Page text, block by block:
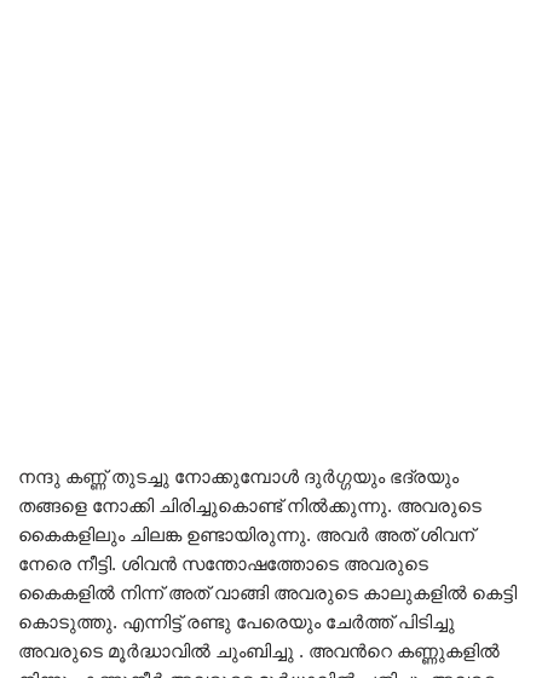
നന്ദു കണ്ണ് തുടച്ചു നോക്കുമ്പോൾ ദുർഗ്ഗയും ഭദ്രയും
തങ്ങളെ നോക്കി ചിരിച്ചുകൊണ്ട് നിൽക്കുന്നു. അവരുടെ
കൈകളിലും ചിലങ്ക ഉണ്ടായിരുന്നു. അവർ അത് ശിവന്
നേരെ നീട്ടി. ശിവൻ സന്തോഷത്തോടെ അവരുടെ
കൈകളിൽ നിന്ന് അത് വാങ്ങി അവരുടെ കാലുകളിൽ കെട്ടി
കൊടുത്തു. എന്നിട്ട് രണ്ടു പേരെയും ചേർത്ത് പിടിച്ചു
അവരുടെ മൂർദ്ധാവിൽ ചുംബിച്ചു . അവൻറെ കണ്ണുകളിൽ